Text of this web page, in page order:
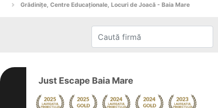
Grădinițe, Centre Educaționale, Locuri de Joacă - Baia Mare
Just Escape Baia Mare